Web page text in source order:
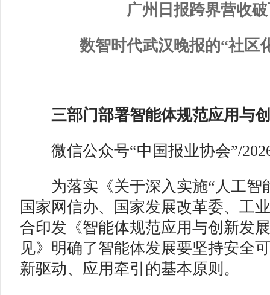
广州日报跨界营收
数智时代武汉晚报的“社区
三部门部署智能体规范应用与
微信公众号“中国报业协会”/
为落实《关于深入实施“人工智
国家网信办、国家发展改革委、工
合印发《智能体规范应用与创新发
见》明确了智能体发展要坚持安全
新驱动、应用牵引的基本原则。